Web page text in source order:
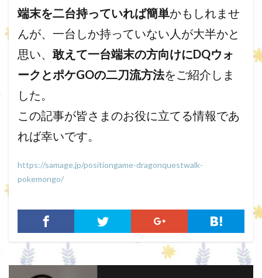
端末を二台持っていれば簡単かもしれませ
んが、一台しか持っていない人が大半かと
思い、 敢えて一台端末の方向けにDQウォ
ークとポケGOの二刀流方法をご紹介しま
した。
この記事が皆さまのお役に立てる情報であ
れば幸いです。
https://samage.jp/positiongame-dragonquestwalk-
pokemongo/